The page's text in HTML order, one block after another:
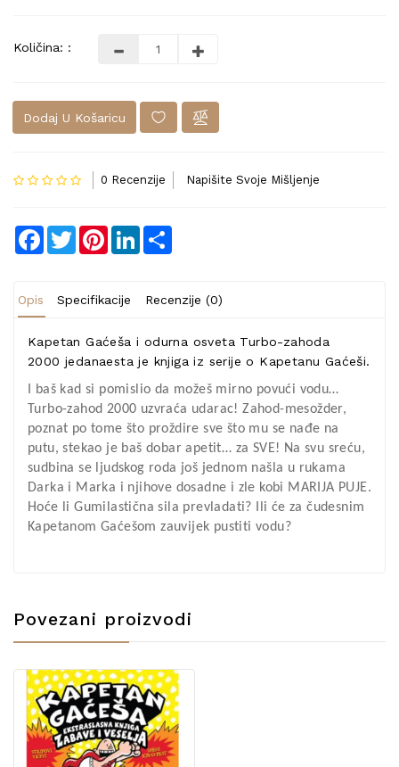
Količina: :
Dodaj U Košaricu
0 Recenzije Napišite Svoje Mišljenje
Facebook
TwitterPinterestLinkedIn
Opis Specifikacije Recenzije (0)
Kapetan Gaćeša i odurna osveta Turbo-zahoda
2000 jedanaesta je knjiga iz serije o Kapetanu Gaćeši.
I baš kad si pomislio da možeš mirno povući vodu…
Turbo-zahod 2000 uzvraća udarac! Zahod-mesožder,
poznat po tome što proždire sve što mu se nađe na
putu, stekao je baš dobar apetit… za SVE! Na svu sreću,
sudbina se ljudskog roda još jednom našla u rukama
Darka i Marka i njihove dosadne i zle kobi MARIJA PUJE.
Hoće li Gumilastična sila prevladati? Ili će za čudesnim
Kapetanom Gaćešom zauvijek pustiti vodu?
Povezani proizvodi